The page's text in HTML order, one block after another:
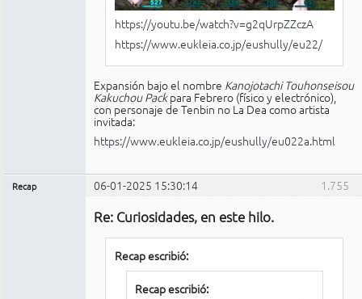
https://youtu.be/watch?v=g2qUrpZZczA
https://www.eukleia.co.jp/eushully/eu22/
Expansión bajo el nombre Kanojotachi Touhonseisou
Kakuchou Packpara Febrero (físico y electrónico),
con personaje de Tenbin no La Dea como artista
invitada:
https://www.eukleia.co.jp/eushully/eu022a.html
1.755
Recap 06-01-2025 15:30:14
Re: Curiosidades, en este hilo.
Recap escribió:
Recap escribió: